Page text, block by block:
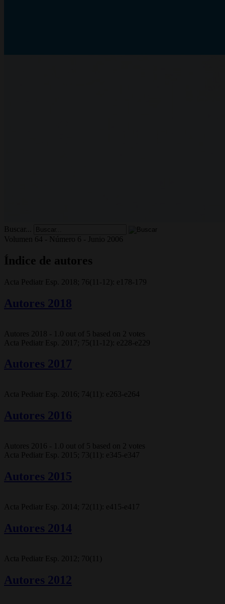
Buscar...
Volumen 64 - Número 6 - Junio 2006
Índice de autores
Acta Pediatr Esp. 2018; 76(11-12): e178-179
Autores 2018
Autores 2018 - 1.0 out of 5 based on 2 votes
Acta Pediatr Esp. 2017; 75(11-12): e228-e229
Autores 2017
Acta Pediatr Esp. 2016; 74(11): e263-e264
Autores 2016
Autores 2016 - 1.0 out of 5 based on 2 votes
Acta Pediatr Esp. 2015; 73(11): e345-e347
Autores 2015
Acta Pediatr Esp. 2014; 72(11): e415-e417
Autores 2014
Acta Pediatr Esp. 2012; 70(11)
Autores 2012